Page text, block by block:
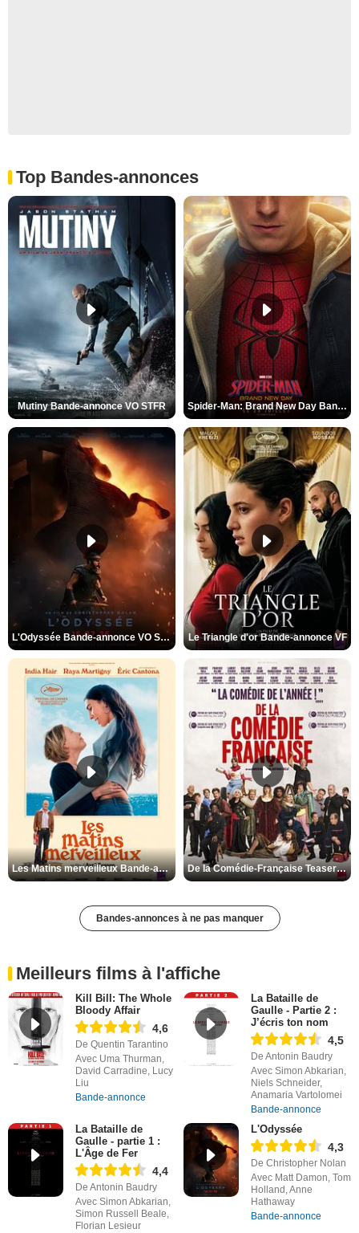
Top Bandes-annonces
Mutiny Bande-annonce VO STFR Spider-Man: Brand New Day Bande-annonce VO STFR
L'Odyssée Bande-annonce VO STFR Le Triangle d'or Bande-annonce VF
Les Matins merveilleux Bande-annonce VF De la Comédie-Française Teaser VF
Bandes-annonces à ne pas manquer
Meilleurs films à l'affiche
Kill Bill: The Whole
Bloody Affair
4,6
De Quentin Tarantino
Avec Uma Thurman,
David Carradine, Lucy
Liu
Bande-annonce
La Bataille de
Gaulle - Partie 2 :
J’écris ton nom
4,5
De Antonin Baudry
Avec Simon Abkarian,
Niels Schneider,
Anamaria Vartolomei
Bande-annonce
La Bataille de
Gaulle - partie 1 :
L'Âge de Fer
4,4
De Antonin Baudry
Avec Simon Abkarian,
Simon Russell Beale,
Florian Lesieur
L'Odyssée
4,3
De Christopher Nolan
Avec Matt Damon, Tom
Holland, Anne
Hathaway
Bande-annonce